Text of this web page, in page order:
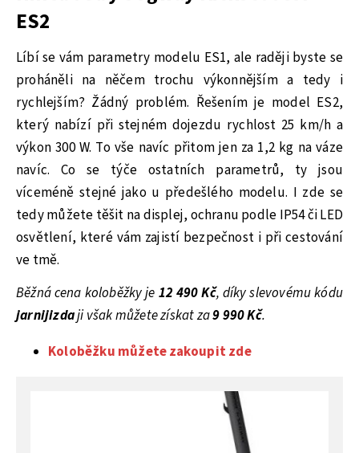
ES2
Líbí se vám parametry modelu ES1, ale raději byste se
proháněli na něčem trochu výkonnějším a tedy i
rychlejším? Žádný problém. Řešením je model ES2,
který nabízí při stejném dojezdu rychlost 25 km/h a
výkon 300 W. To vše navíc přitom jen za 1,2 kg na váze
navíc. Co se týče ostatních parametrů, ty jsou
víceméně stejné jako u předešlého modelu. I zde se
tedy můžete těšit na displej, ochranu podle IP54 či LED
osvětlení, které vám zajistí bezpečnost i při cestování
ve tmě.
Běžná cena koloběžky je 12 490 Kč, díky slevovému kódu
jarnijizdaji však můžete získat za9 990 Kč.
Koloběžku můžete zakoupit zde